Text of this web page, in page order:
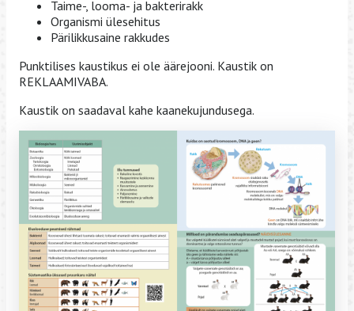
Taime-, looma- ja bakterirakk
Organismi ülesehitus
Pärilikkusaine rakkudes
Punktilises kaustikus ei ole äärejooni. Kaustik on
REKLAAMIVABA.
Kaustik on saadaval kahe kaanekujundusega.